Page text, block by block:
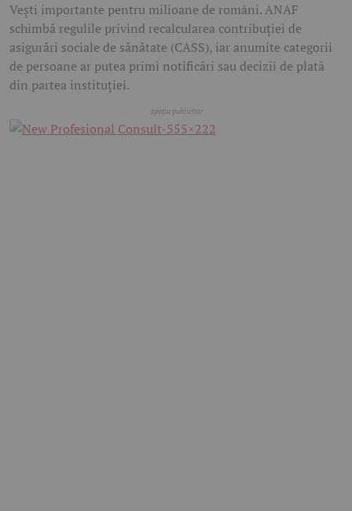
Vești importante pentru milioane de români.ANAF
schimbă regulile privind recalcularea contribuției de
asigurări sociale de sănătate (CASS), iar anumite categorii
de persoane ar putea primi notificări sau decizii de plată
din partea instituției.